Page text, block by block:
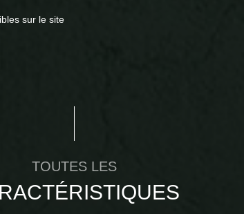
sur le site
TOUTES LES